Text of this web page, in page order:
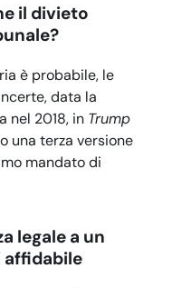
il divieto
è probabile, le
data la
nel 2018, in Trump
una terza versione
mandato di
legale a un
affidabile